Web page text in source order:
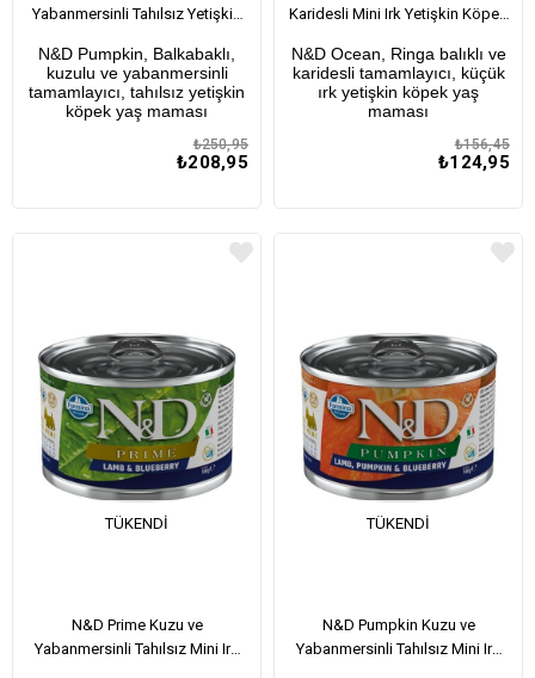
Yabanmersinli Tahılsız Yetişkin
N&D Pumpkin, Balkabaklı,
kuzulu ve yabanmersinli
tamamlayıcı, tahılsız yetişkin
köpek yaş maması
₺208,95
₺250,95
Karidesli Mini Irk Yetişkin Köpek
N&D Ocean, Ringa balıklı ve
karidesli tamamlayıcı, küçük
ırk yetişkin köpek yaş
maması
₺124,95
₺156,45
TÜKENDI
N&D Prime Kuzu ve
Yabanmersinli Tahılsız Mini Irk
TÜKENDI
N&D Pumpkin Kuzu ve
Yabanmersinli Tahılsız Mini Irk